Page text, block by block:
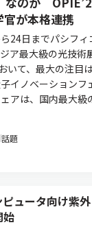
が本格連携
24日までパシフィ
ア最大級の光技術
いて、最大の注目
イノベーションフ
アは、国内最大級
話題
ュータ向け紫
始